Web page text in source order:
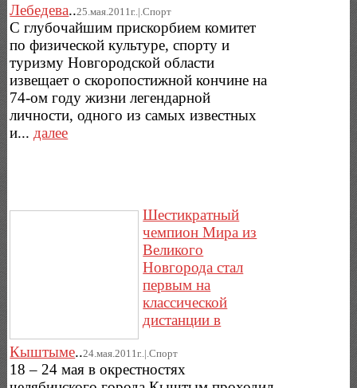
Лебедева..25.мая.2011г..|.Спорт
С глубочайшим прискорбием комитет
по физической культуре, спорту и
туризму Новгородской области
извещает о скоропостижной кончине на
74-ом году жизни легендарной
личности, одного из самых известных
и... далее
Шестикратный
чемпион Мира из
Великого
Новгорода стал
первым на
классической
дистанции в
Кыштыме..24.мая.2011г..|.Спорт
18 – 24 мая в окрестностях